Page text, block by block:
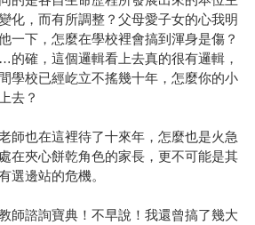
化，而有所調整？父母愛子女的心我明
一下，怎麼在學校裡會搞到渾身是傷？
確，這個邏輯看上去真的很有邏輯，
學校已經屹立不搖幾十年，怎麼你的小
去？
師也在這裡待了十來年，怎麼也是火急
在夾心餅乾角色的家長，更不可能是其
選邊站的危機。
師諮詢寶典！不早說！我還曾搞了幾大